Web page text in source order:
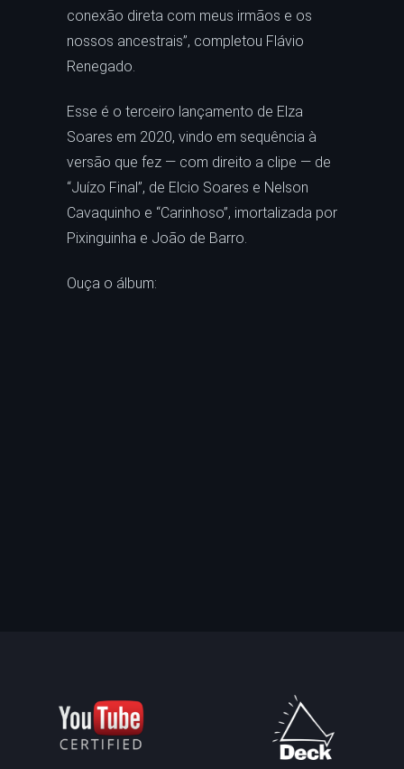
conexão direta com meus irmãos e os
nossos ancestrais”, completou Flávio
Renegado.
Esse é o terceiro lançamento de Elza
Soares em 2020, vindo em sequência à
versão que fez — com direito a clipe — de
“Juízo Final”, de Elcio Soares e Nelson
Cavaquinho e “Carinhoso”, imortalizada por
Pixinguinha e João de Barro.
Ouça o álbum: